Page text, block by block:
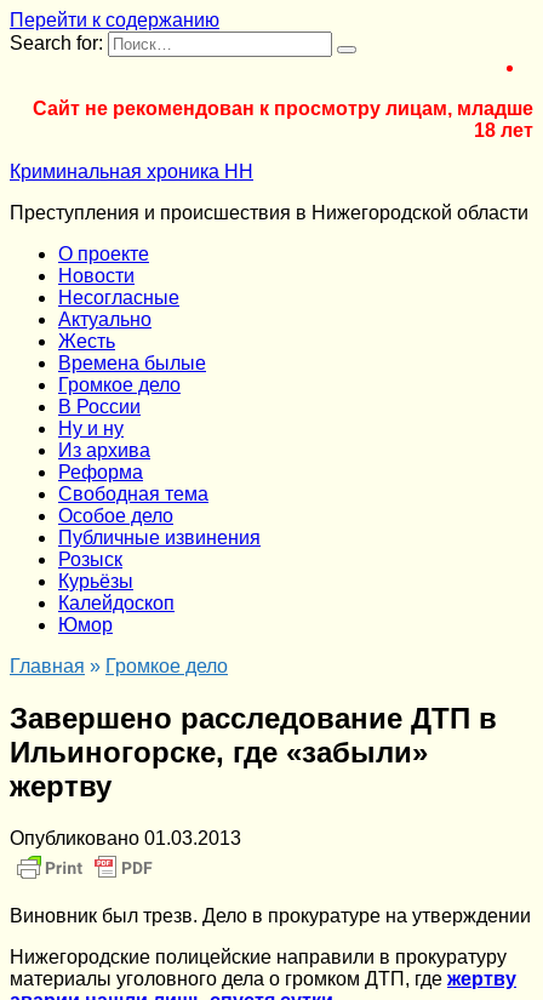
Перейти к содержанию
Search for:
Сайт не рекомендован к просмотру лицам, младше
18 лет
Криминальная хроника НН
Преступления и происшествия в Нижегородской области
О проекте
Новости
Несогласные
Актуально
Жесть
Времена былые
Громкое дело
В России
Ну и ну
Из архива
Реформа
Cвободная тема
Особое дело
Публичные извинения
Розыск
Курьёзы
Калейдоскоп
Юмор
Главная » Громкое дело
Завершено расследование ДТП в
Ильиногорске, где «забыли»
жертву
Опубликовано 01.03.2013
Виновник был трезв. Дело в прокуратуре на утверждении
Нижегородские полицейские направили в прокуратуру
материалы уголовного дела о громком ДТП, где жертву